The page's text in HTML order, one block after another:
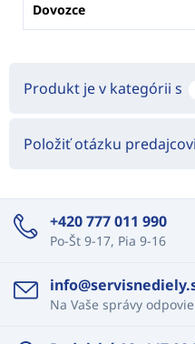
Dovozce
Produkt je v kategórii s
Položiť otázku predajcovi
+420 777 011 990
Po-Št 9-17, Pia 9-16
Na Vaše správy